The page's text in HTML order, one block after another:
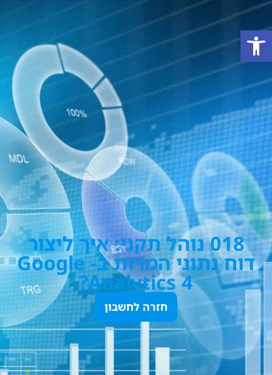
פתח סרגל נגישות
018 נוהל תקני: איך ליצור
דוח נתוני המרות ב- Google
Analytics 4?
חזרה לחשבון